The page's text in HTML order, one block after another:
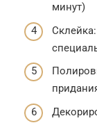
минут)